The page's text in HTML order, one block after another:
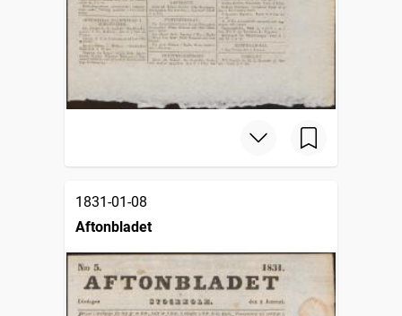
1831-01-08
Aftonbladet